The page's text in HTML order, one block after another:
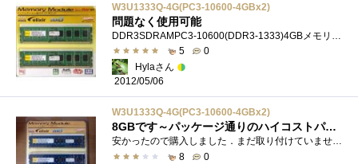
W3U1333Q-4G(PC3-10600-4GBx2)
問題なく使用可能
5
0
Hylaさん
2012/05/06
W3U1333Q-4G(PC3-10600-4GBx2)
8GBです～パッケージ通りのハイコストパフォーマンス
安かったので購入しました．まだ取り付けていませんが．．．
8
0